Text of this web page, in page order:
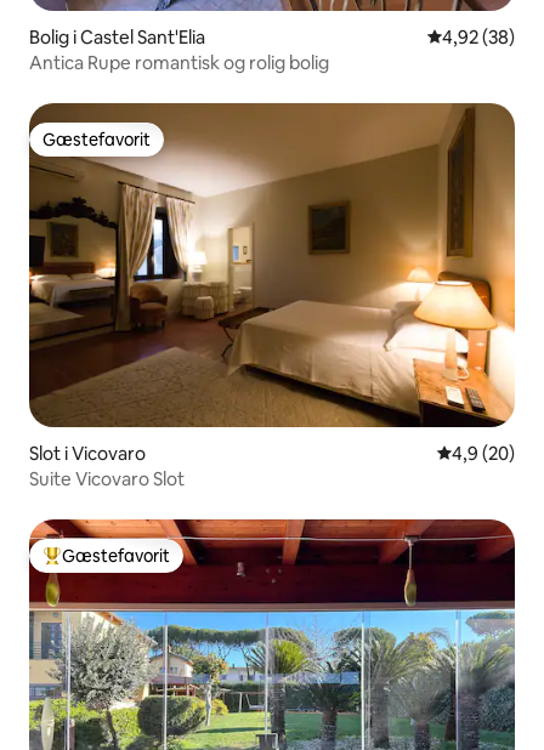
Bolig i Castel Sant'Elia 4,92 ud af 5 i
4,92 (38)
Antica Rupe romantisk og rolig bolig
Gæstefavorit
Gæstefavorit
Slot i Vicovaro 4,9 ud af 5 i
4,9 (20)
Suite Vicovaro Slot
Bedste gæstefavorit
Gæstefavorit